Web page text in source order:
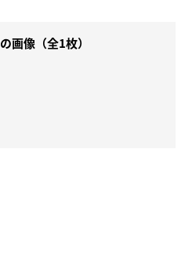
画像（全1枚）